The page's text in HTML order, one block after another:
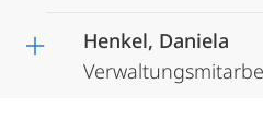
Henkel, Daniela